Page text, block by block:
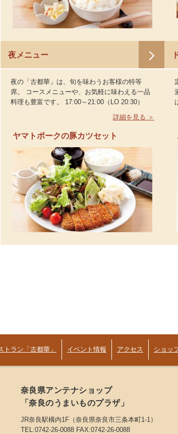
夜メニュー
夜の「古都華」は、旬を味わうお客様の特等
席。 コースメニューや、お気軽に味わえる一品
料理も豊富です。 17:00～21:00（LO 20:30）
詳細を見る ＞
ヤマトポークの豚カツセット
トラン「古都華」 イベント情報 アクセス ショッ
奈良県アンテナショップ
「奈良のうまいものプラザ」
JR奈良駅構内1F（奈良県奈良市三条本町1-1）
TEL:0742-26-0088 FAX:0742-26-0088